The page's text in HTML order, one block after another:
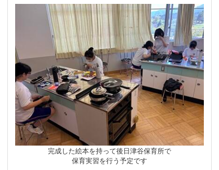
完成した絵本を持って後日津谷保育所で
保育実習を行う予定です